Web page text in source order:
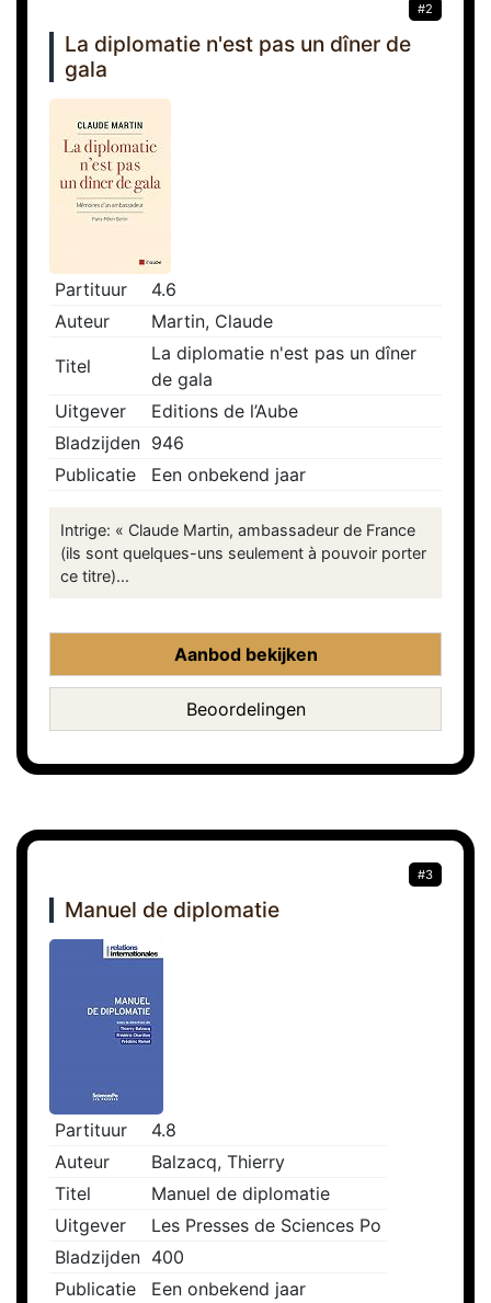
#2
La diplomatie n'est pas un dîner de
gala
Partituur
4.6
Auteur
Martin, Claude
Titel
La diplomatie n'est pas un dîner
de gala
Uitgever
Editions de l’Aube
Bladzijden 946
Publicatie
Een onbekend jaar
Intrige: « Claude Martin, ambassadeur de France
(ils sont quelques-uns seulement à pouvoir porter
ce titre)...
Aanbod bekijken
Beoordelingen
#3
Manuel de diplomatie
Partituur
4.8
Auteur
Balzacq, Thierry
Titel
Manuel de diplomatie
Uitgever
Les Presses de Sciences Po
Bladzijden 400
Publicatie
Een onbekend jaar